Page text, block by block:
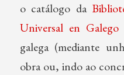
o catálogo da
Universal en Galego
galega (mediante
obra ou, indo ao